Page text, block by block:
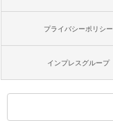
プライバシーポリシー
インプレスグループ